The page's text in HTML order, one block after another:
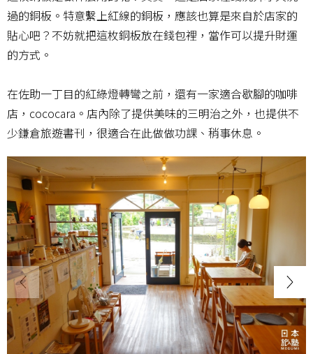
過的銅板。特意繫上紅線的銅板，應該也算是來自於店家的
貼心吧？不妨就把這枚銅板放在錢包裡，當作可以提升財運
的方式。
在佐助一丁目的紅綠燈轉彎之前，還有一家適合歇腳的咖啡
店，cococara。店內除了提供美味的三明治之外，也提供不
少鎌倉旅遊書刊，很適合在此做做功課、稍事休息。